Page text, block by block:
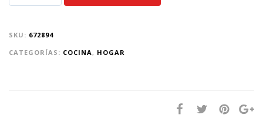
SKU: 672894
CATEGORÍAS: COCINA, HOGAR